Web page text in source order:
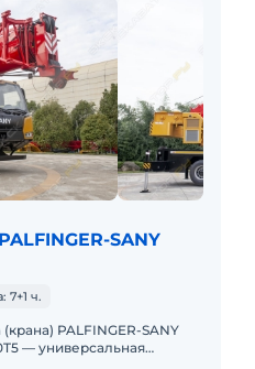
SANY
7+1 ч.
PALFINGER-SANY
— универсальная